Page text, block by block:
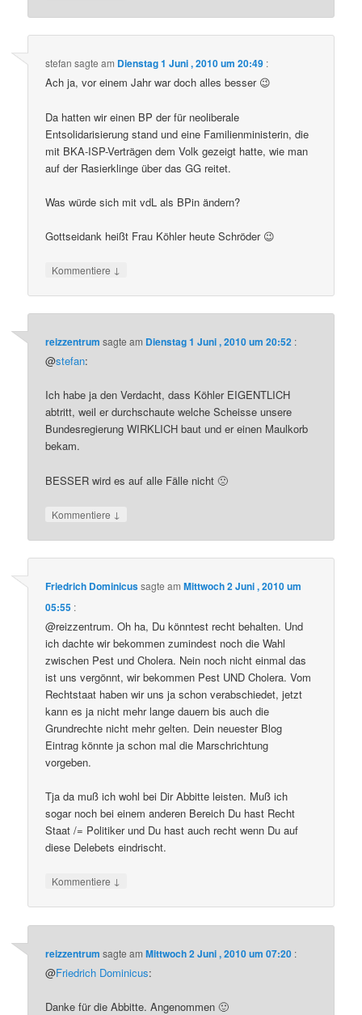
stefan sagte am Dienstag 1 Juni , 2010 um 20:49 :
Ach ja, vor einem Jahr war doch alles besser 😉
Da hatten wir einen BP der für neoliberale
Entsolidarisierung stand und eine Familienministerin, die
mit BKA-ISP-Verträgen dem Volk gezeigt hatte, wie man
auf der Rasierklinge über das GG reitet.
Was würde sich mit vdL als BPin ändern?
Gottseidank heißt Frau Köhler heute Schröder 😉
Kommentiere ↓
reizzentrum sagte am Dienstag 1 Juni , 2010 um 20:52 :
@stefan:
Ich habe ja den Verdacht, dass Köhler EIGENTLICH
abtritt, weil er durchschaute welche Scheisse unsere
Bundesregierung WIRKLICH baut und er einen Maulkorb
bekam.
BESSER wird es auf alle Fälle nicht 🙁
Kommentiere ↓
Friedrich Dominicussagte amMittwoch 2 Juni , 2010 um
05:55 :
@reizzentrum. Oh ha, Du könntest recht behalten. Und
ich dachte wir bekommen zumindest noch die Wahl
zwischen Pest und Cholera. Nein noch nicht einmal das
ist uns vergönnt, wir bekommen Pest UND Cholera. Vom
Rechtstaat haben wir uns ja schon verabschiedet, jetzt
kann es ja nicht mehr lange dauern bis auch die
Grundrechte nicht mehr gelten. Dein neuester Blog
Eintrag könnte ja schon mal die Marschrichtung
vorgeben.
Tja da muß ich wohl bei Dir Abbitte leisten. Muß ich
sogar noch bei einem anderen Bereich Du hast Recht
Staat /= Politiker und Du hast auch recht wenn Du auf
diese Delebets eindrischt.
Kommentiere ↓
reizzentrum sagte amMittwoch 2 Juni , 2010 um 07:20 :
@Friedrich Dominicus:
Danke für die Abbitte. Angenommen 🙂